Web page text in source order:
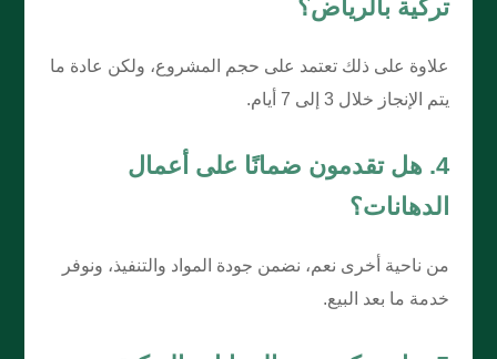
تركية بالرياض؟
علاوة على ذلك تعتمد على حجم المشروع، ولكن عادة ما
يتم الإنجاز خلال 3 إلى 7 أيام.
4. هل تقدمون ضمانًا على أعمال
الدهانات؟
من ناحية أخرى نعم، نضمن جودة المواد والتنفيذ، ونوفر
خدمة ما بعد البيع.